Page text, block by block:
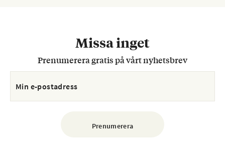
Missa inget
Prenumerera gratis på vårt nyhetsbrev